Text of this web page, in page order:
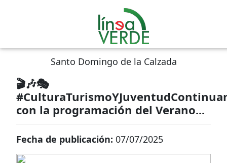
Santo Domingo de la Calzada
🎬🎶🎭
con la programación del Verano...
Fecha de publicación: 07/07/2025